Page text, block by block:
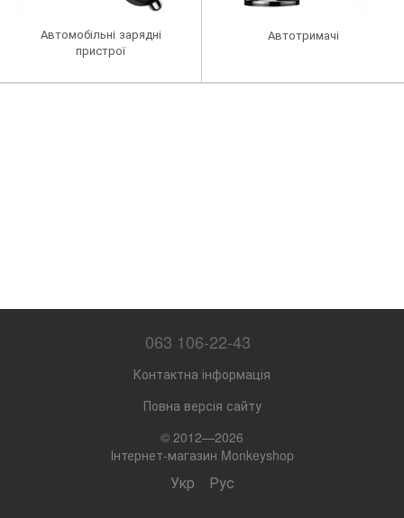
Автомобільні зарядні
пристрої
Автотримачі
063 106-22-43
Контактна інформація
Повна версія сайту
© 2012—2026
Інтернет-магазин Monkeyshop
Укр Рус